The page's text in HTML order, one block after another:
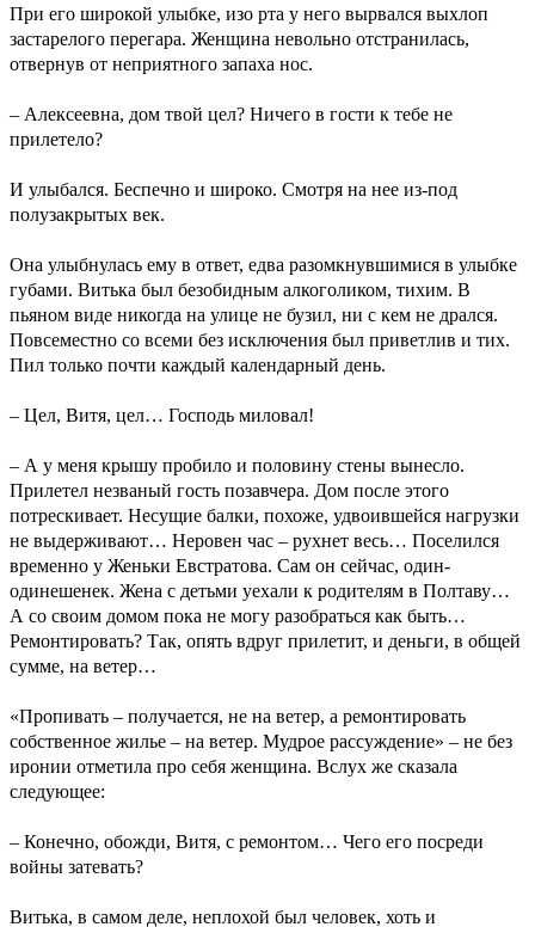
При его широкой улыбке, изо рта у него вырвался выхлоп
застарелого перегара. Женщина невольно отстранилась,
отвернув от неприятного запаха нос.
– Алексеевна, дом твой цел? Ничего в гости к тебе не
прилетело?
И улыбался. Беспечно и широко. Смотря на нее из-под
полузакрытых век.
Она улыбнулась ему в ответ, едва разомкнувшимися в улыбке
губами. Витька был безобидным алкоголиком, тихим. В
пьяном виде никогда на улице не бузил, ни с кем не дрался.
Повсеместно со всеми без исключения был приветлив и тих.
Пил только почти каждый календарный день.
– Цел, Витя, цел… Господь миловал!
– А у меня крышу пробило и половину стены вынесло.
Прилетел незваный гость позавчера. Дом после этого
потрескивает. Несущие балки, похоже, удвоившейся нагрузки
не выдерживают… Неровен час – рухнет весь… Поселился
временно у Женьки Евстратова. Сам он сейчас, один-
одинешенек. Жена с детьми уехали к родителям в Полтаву…
А со своим домом пока не могу разобраться как быть…
Ремонтировать? Так, опять вдруг прилетит, и деньги, в общей
сумме, на ветер…
«Пропивать – получается, не на ветер, а ремонтировать
собственное жилье – на ветер. Мудрое рассуждение» – не без
иронии отметила про себя женщина. Вслух же сказала
следующее:
– Конечно, обожди, Витя, с ремонтом… Чего его посреди
войны затевать?
Витька, в самом деле, неплохой был человек, хоть и